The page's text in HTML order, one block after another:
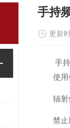
手持
更新
手持频
使用位
辐射体
禁止以